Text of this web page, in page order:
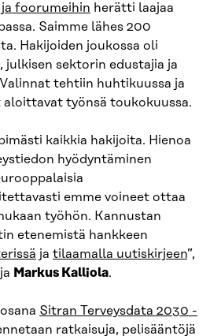
foorumeihin herätti laajaa
Saimme lähes 200
Hakijoiden joukossa oli
julkisen sektorin edustajia ja
tehtiin huhtikuussa ja
työnsä toukokuussa.
kaikkia hakijoita. Hienoa
hyödyntäminen
emme voineet ottaa
työhön. Kannustan
etenemistä hankkeen
ja tilaamalla uutiskirjeen”,
Markus Kalliola.
Sitran Terveysdata 2030 -
ratkaisuja, pelisääntöjä